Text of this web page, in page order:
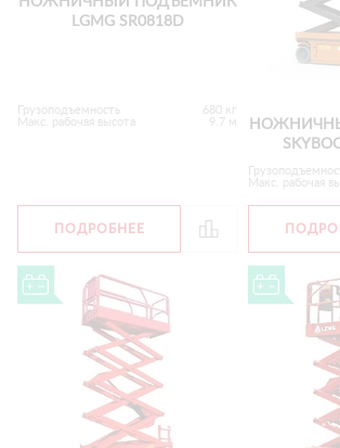
LGMG SR0818D
Грузоподъемность
680 кг
Макс. рабочая высота
9.7 м
ПОДРОБНЕЕ
Макс. рабочая